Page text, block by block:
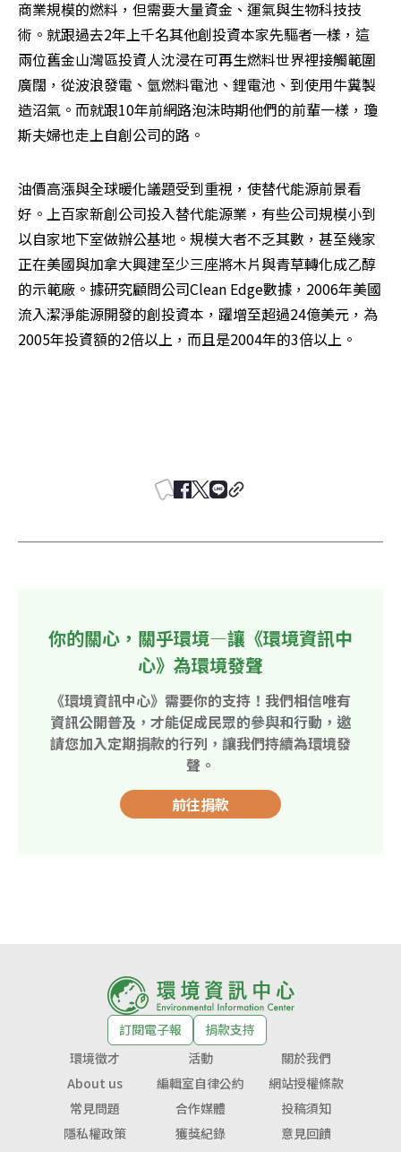
商業規模的燃料，但需要大量資金、運氣與生物科技技
術。就跟過去2年上千名其他創投資本家先驅者一樣，這
兩位舊金山灣區投資人沈浸在可再生燃料世界裡接觸範圍
廣闊，從波浪發電、氫燃料電池、鋰電池、到使用牛糞製
造沼氣。而就跟10年前網路泡沫時期他們的前輩一樣，瓊
斯夫婦也走上自創公司的路。
油價高漲與全球暖化議題受到重視，使替代能源前景看
好。上百家新創公司投入替代能源業，有些公司規模小到
以自家地下室做辦公基地。規模大者不乏其數，甚至幾家
正在美國與加拿大興建至少三座將木片與青草轉化成乙醇
的示範廠。據研究顧問公司Clean Edge數據，2006年美國
流入潔淨能源開發的創投資本，躍增至超過24億美元，為
2005年投資額的2倍以上，而且是2004年的3倍以上。
你的關心，關乎環境—讓《環境資訊中
心》為環境發聲
《環境資訊中心》需要你的支持！我們相信唯有
資訊公開普及，才能促成民眾的參與和行動，邀
請您加入定期捐款的行列，讓我們持續為環境發
聲。
前往捐款
訂閱電子報
捐款支持
環境徵才
活動
關於我們
About us
編輯室自律公約
網站授權條款
常見問題
合作媒體
投稿須知
隱私權政策
獲獎紀錄 意見回饋